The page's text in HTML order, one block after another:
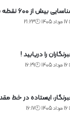
بیش از ۶۰۰ نقطه برای پناهگاه
را دریابید !
ایستاده در خط